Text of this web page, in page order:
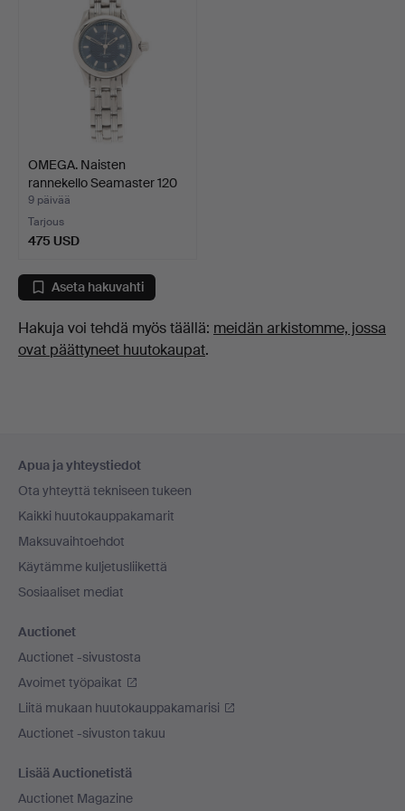
OMEGA. Naisten
rannekello Seamaster 120
te…
9 päivää
Tarjous
475 USD
Aseta hakuvahti
Hakuja voi tehdä myös täällä: meidän arkistomme, jossa
ovat päättyneet huutokaupat.
Apua ja yhteystiedot
Ota yhteyttä tekniseen tukeen
Kaikki huutokauppakamarit
Maksuvaihtoehdot
Käytämme kuljetusliikettä
Sosiaaliset mediat
Auctionet
Auctionet -sivustosta
Avoimet työpaikat
Liitä mukaan huutokauppakamarisi
Auctionet -sivuston takuu
Lisää Auctionetistä
Auctionet Magazine